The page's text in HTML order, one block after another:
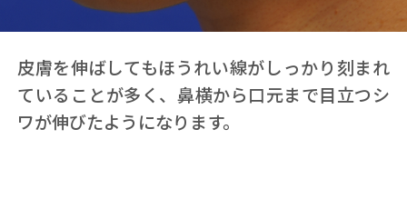
皮膚を伸ばしてもほうれい線がしっかり刻まれ
ていることが多く、鼻横から口元まで目立つシ
ワが伸びたようになります。